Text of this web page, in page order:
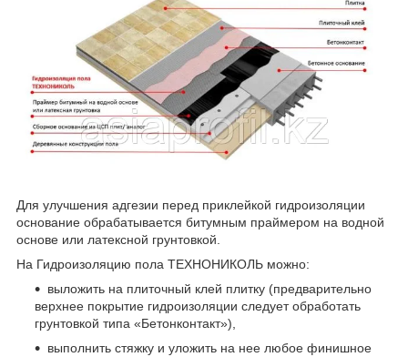
Для улучшения адгезии перед приклейкой гидроизоляции
основание обрабатывается битумным праймером на водной
основе или латексной грунтовкой.
На Гидроизоляцию пола ТЕХНОНИКОЛЬ можно:
выложить на плиточный клей плитку (предварительно
верхнее покрытие гидроизоляции следует обработать
грунтовкой типа «Бетонконтакт»),
выполнить стяжку и уложить на нее любое финишное